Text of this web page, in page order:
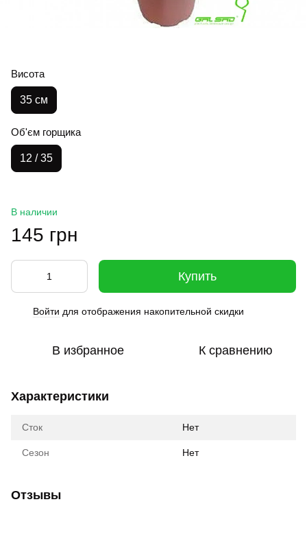
Висота
35 см
Об'єм горщика
12 / 35
В наличии
145 грн
Купить
Войти для отображения накопительной скидки
В избранное К сравнению
Характеристики
Сток Нет
Сезон Нет
Отзывы